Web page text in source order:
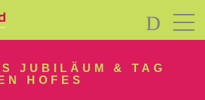
JUBILÄUM & TAG
HOFES